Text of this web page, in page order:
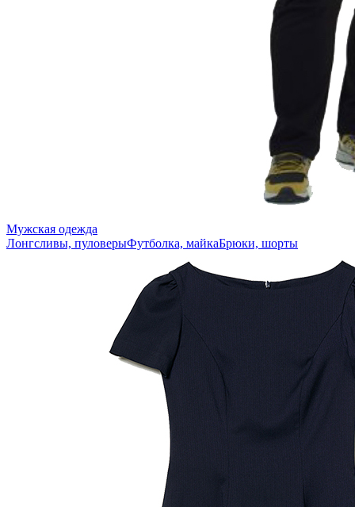
Мужская одежда
Лонгсливы, пуловерыФутболка, майкаБрюки, шорты